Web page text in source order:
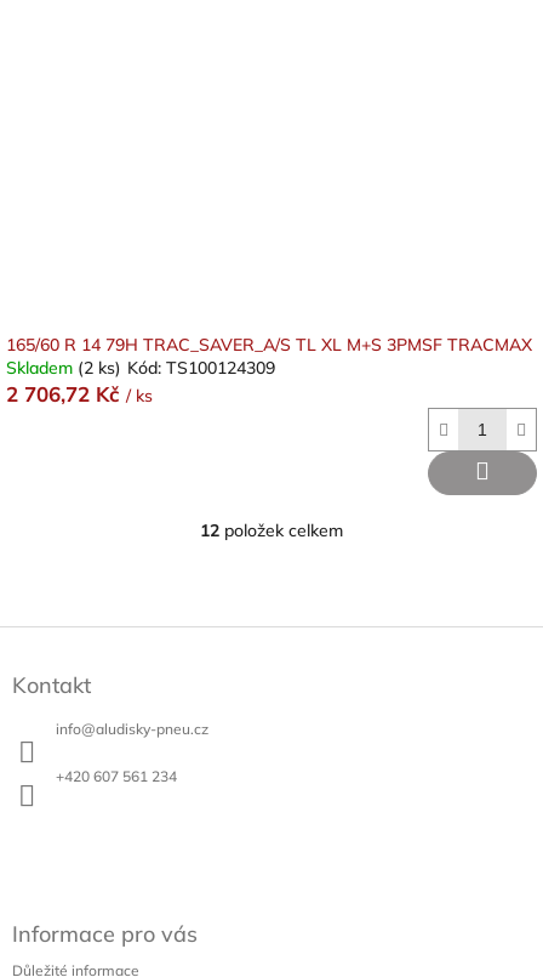
165/60 R 14 79H TRAC_SAVER_A/S TL XL M+S 3PMSF TRACMAX
Skladem (2 ks) Kód: TS100124309
2 706,72 Kč / ks
O
d
12 položek celkem
Kontakt
info@aludisky-pneu.cz
+420 607 561 234
Informace pro vás
Důležité informace